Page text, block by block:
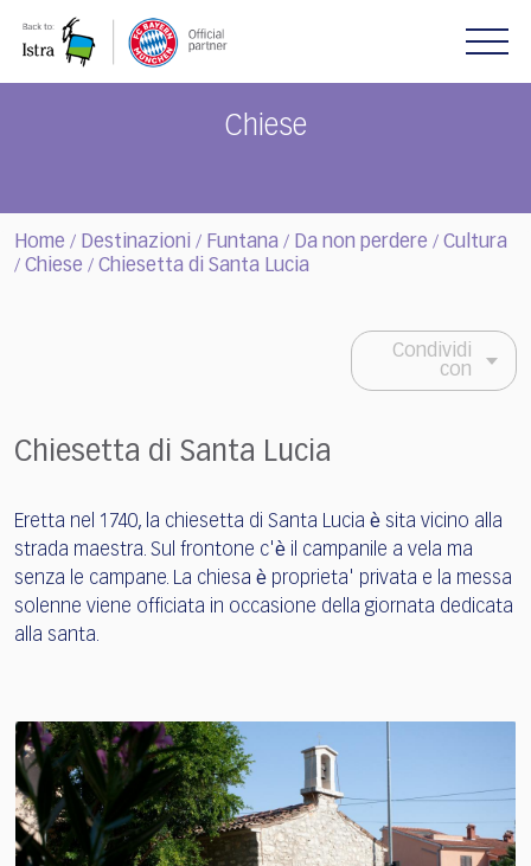
note:
Chiese
Home / Destinazioni / Funtana / Da non perdere / Cultura
/ Chiese / Chiesetta di Santa Lucia
Condividi
con
Chiesetta di Santa Lucia
Eretta nel 1740, la chiesetta di Santa Lucia ѐ sita vicino alla
strada maestra. Sul frontone c'ѐ il campanile a vela ma
senza le campane. La chiesa ѐ proprieta' privata e la messa
solenne viene officiata in occasione della giornata dedicata
alla santa.